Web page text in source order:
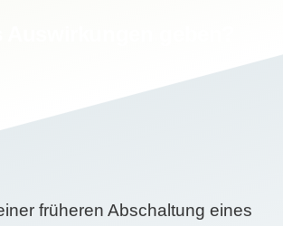
früheren Abschaltung eines